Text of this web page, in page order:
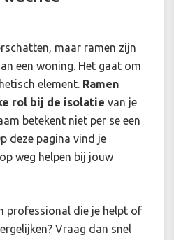
maar ramen zijn
een woning. Het gaat om
element. Ramen
rol bij de isolatie van je
betekent niet per se een
deze pagina vind je
weg helpen bij jouw
professional die je helpt of
Vraag dan snel